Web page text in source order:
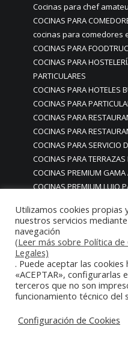
Cocinas para chef
COCINAS PARA
cocinas para comedores
COCINAS PARA
COCINAS PARA
PARTICULARES
COCINAS PARA HOTELES
COCINAS PARA
COCINAS PARA
COCINAS PARA
COCINAS PARA SERVICIO
COCINAS PARA
COCINAS PREMIUM GAMA
COCINAS PREMIUM LUJO
COCINAS PREMIUM
COCINAS PREMIUM
COCINAS PROFESIONALES
COCINAS PROFESIONALES
REVESTIMIENTOS •
DECORATIVOS ACERO
COCINAS
COCINAS
Utilizamos cookies
nuestros servicios
navegación
(Leer más sobre Política de
Legales)
. Puede aceptar las
«ACEPTAR», configurarlas
terceros que no son
funcionamiento técnico del
Configuración de Cookies